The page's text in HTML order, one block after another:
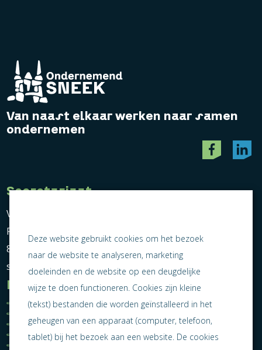
Van naast elkaar werken naar samen
ondernemen
Secretariaat
Vereniging Ondernemend Sneek
Postbus 464
8600 AL Sneek
secretariaat@ondernemendsneek.nl
Informatie
Ledenoverzicht
Algemene voorwaarden
Privacy statement
Jaarverslag 2025
Nieuws
Lid worden
Contact
Deze website gebruikt cookies om het bezoek
naar de website te analyseren, marketing
doeleinden en de website op een deugdelijke
wijze te doen functioneren. Cookies zijn kleine
(tekst) bestanden die worden geïnstalleerd in het
geheugen van een apparaat (computer, telefoon,
tablet) bij het bezoek aan een website. De cookies